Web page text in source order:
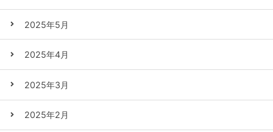
2025年5月
2025年4月
2025年3月
2025年2月